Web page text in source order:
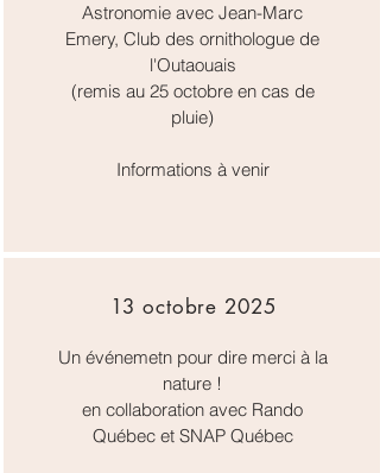
Astronomie avec Jean-Marc
Emery, Club des ornithologue de
l'Outaouais
(remis au 25 octobre en cas de
pluie)
Informations à venir
13 octobre 2025
Un événemetn pour dire merci à la
nature !
en collaboration avec Rando
Québec et SNAP Québec